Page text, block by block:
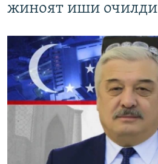
жиноят иши очилди